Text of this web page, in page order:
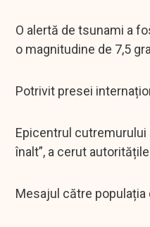
O alertă de tsunami a
o magnitudine de 7,5
Potrivit presei
Epicentrul
înalt”, a cerut
Mesajul către